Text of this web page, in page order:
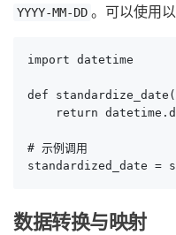
YYYY-MM-DD 。可以使用
import datetime
def
return
# 示例调用
standardized_date =
数据转换与映射